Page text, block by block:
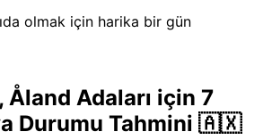
olmak için harika bir gün
Åland Adaları için 7
Durumu Tahmini 🇦🇽